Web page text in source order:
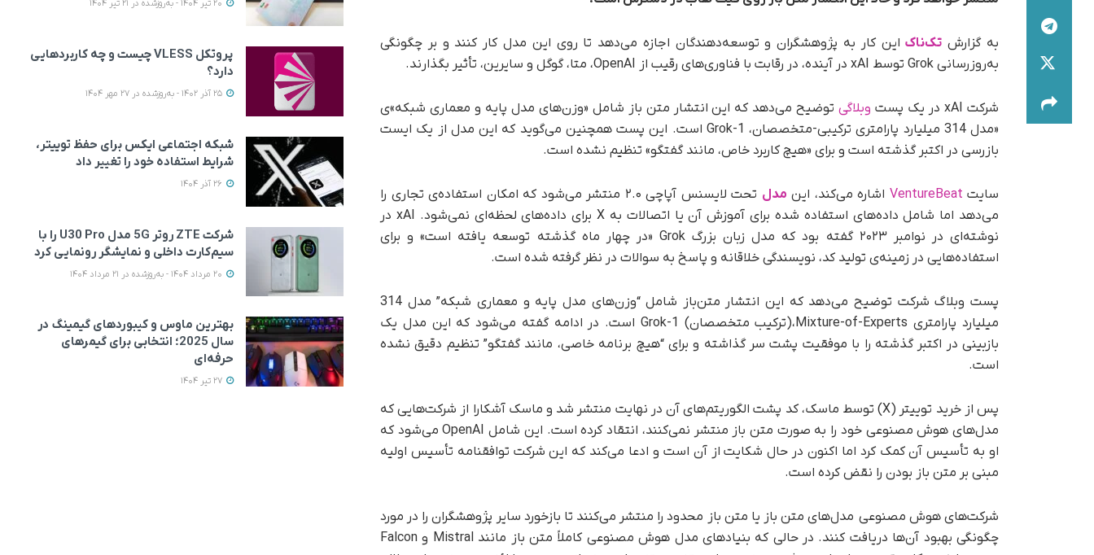
به گزارش‌ تک‌ناک این کار به پژوهشگران و توسعه‌دهندگان اجازه می‌دهد تا روی این مدل کار کنند و بر چگونگی
به‌روزرسانی Grok توسط xAI در آینده، در رقابت با فناوری‌های رقیب از OpenAI، متا، گوگل و سایرین، تأثیر بگذارند.
شرکت xAI در یک پست وبلاگیتوضیح می‌دهد که این انتشار متن باز شامل «وزن‌های مدل پایه و معماری شبکه»ی
«مدل 314 میلیارد پارامتری ترکیبی-متخصصان، Grok-1 است. این پست همچنین می‌گوید که این مدل از یک ایست
بازرسی در اکتبر گذشته است و برای «هیچ کاربرد خاص، مانند گفتگو» تنظیم نشده است.
سایت VentureBeat اشاره می‌کند، این مدل
تحت لایسنس آپاچی ۲.۰ منتشر می‌شود که امکان استفاده‌ی تجاری را
می‌دهد اما شامل داده‌های استفاده شده برای آموزش آن یا اتصالات به X برای داده‌های لحظه‌ای نمی‌شود. xAI در
نوشته‌ای در نوامبر ۲۰۲۳ گفته بود که مدل زبان بزرگ Grok «در چهار ماه گذشته توسعه یافته است» و برای
استفاده‌هایی در زمینه‌ی تولید کد، نویسندگی خلاقانه و پاسخ به سوالات در نظر گرفته شده است.
پست وبلاگ شرکت توضیح می‌دهد که این انتشار متن‌باز شامل “وزن‌های مدل پایه و معماری شبکه” مدل 314
میلیارد پارامتری Mixture-of-Experts،(ترکیب متخصصان) Grok-1 است. در ادامه گفته می‌شود که این مدل یک
بازبینی در اکتبر گذشته را با موفقیت پشت سر گذاشته و برای “هیچ برنامه خاصی، مانند گفتگو” تنظیم دقیق نشده
است.
پس از خرید توییتر (X) توسط ماسک، کد پشت الگوریتم‌های آن در نهایت منتشر شد و ماسک آشکارا از شرکت‌هایی که
مدل‌های هوش مصنوعی خود را به صورت متن باز منتشر نمی‌کنند، انتقاد کرده است. این شامل OpenAI می‌شود که
او به تأسیس آن کمک کرد اما اکنون در حال شکایت از آن است و ادعا می‌کند که این شرکت توافقنامه تأسیس اولیه
مبنی بر متن باز بودن را نقض کرده است.
شرکت‌های هوش مصنوعی مدل‌های متن باز یا متن باز محدود را منتشر می‌کنند تا بازخورد سایر پژوهشگران را در مورد
چگونگی بهبود آن‌ها دریافت کنند. در حالی که بنیادهای مدل هوش مصنوعی کاملاً متن باز مانند Mistral و Falcon
پروتکل VLESS چیست و چه کاربردهایی
دارد؟
شبکه اجتماعی ایکس برای حفظ توییتر،
شرایط استفاده خود را تغییر داد
شرکت ZTE روتر 5G مدل U30 Pro را با
سیم‌کارت داخلی و نمایشگر رونمایی کرد
بهترین ماوس و کیبوردهای گیمینگ در
سال 2025؛ انتخابی برای گیمرهای
حرفه‌ای